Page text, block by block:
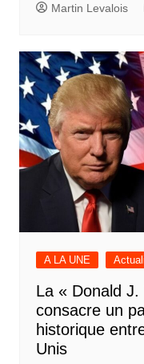
Martin Levalois
A LA UNE
La « Donald
consacre un
historique
Unis